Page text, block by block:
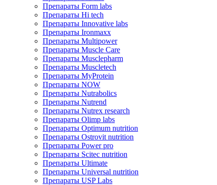
Препараты Form labs
Препараты Hi tech
Препараты Innovative labs
Препараты Ironmaxx
Препараты Multipower
Препараты Muscle Care
Препараты Musclepharm
Препараты Muscletech
Препараты MyProtein
Препараты NOW
Препараты Nutrabolics
Препараты Nutrend
Препараты Nutrex research
Препараты Olimp labs
Препараты Optimum nutrition
Препараты Ostrovit nutrition
Препараты Power pro
Препараты Scitec nutrition
Препараты Ultimate
Препараты Universal nutrition
Препараты USP Labs